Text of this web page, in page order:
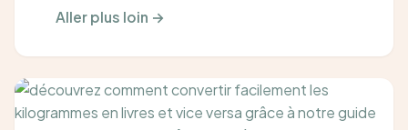
Aller plus loin →